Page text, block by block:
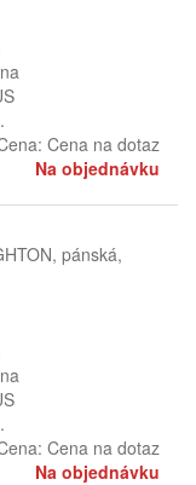
Cena na dotaz
Na objednávku
pánská,
Cena na dotaz
Na objednávku